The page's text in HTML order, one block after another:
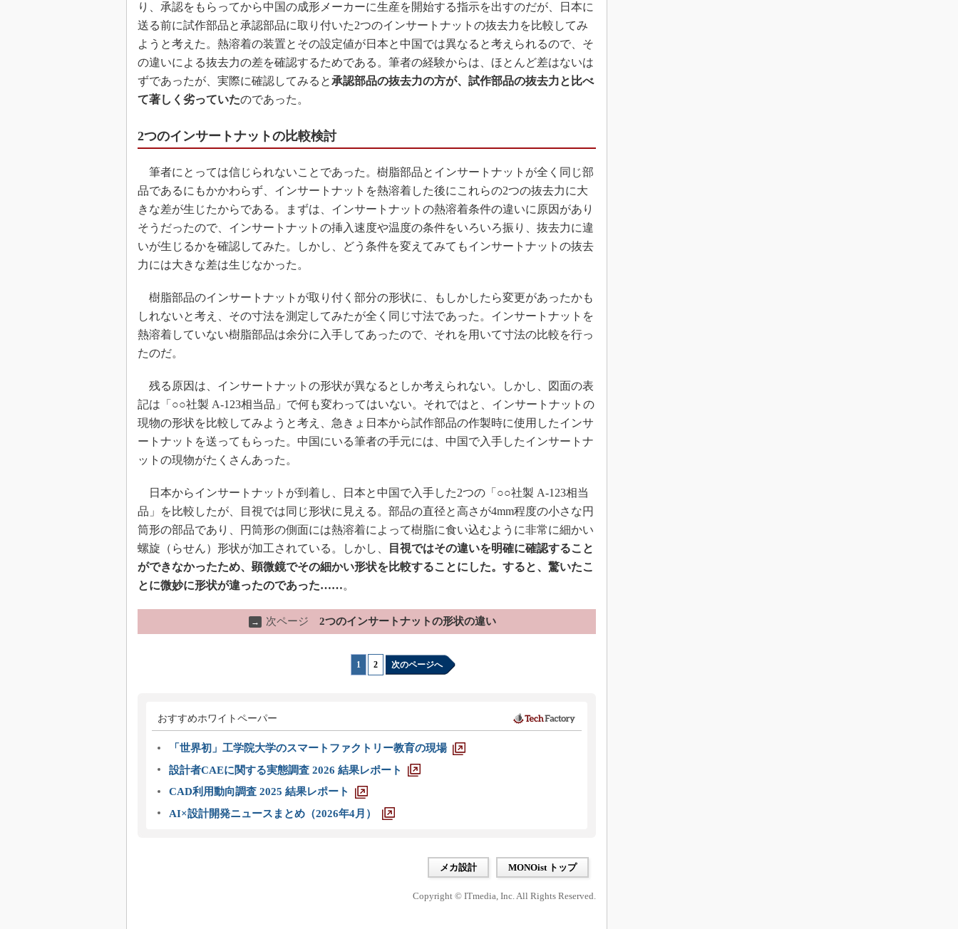
り、承認をもらってから中国の成形メーカーに生産を開始する指示を出すのだが、日本に
送る前に試作部品と承認部品に取り付いた2つのインサートナットの抜去力を比較してみ
ようと考えた。熱溶着の装置とその設定値が日本と中国では異なると考えられるので、そ
の違いによる抜去力の差を確認するためである。筆者の経験からは、ほとんど差はないは
ずであったが、実際に確認してみると承認部品の抜去力の方が、試作部品の抜去力と比べ
て著しく劣っていたのであった。
2つのインサートナットの比較検討
筆者にとっては信じられないことであった。樹脂部品とインサートナットが全く同じ部
品であるにもかかわらず、インサートナットを熱溶着した後にこれらの2つの抜去力に大
きな差が生じたからである。まずは、インサートナットの熱溶着条件の違いに原因があり
そうだったので、インサートナットの挿入速度や温度の条件をいろいろ振り、抜去力に違
いが生じるかを確認してみた。しかし、どう条件を変えてみてもインサートナットの抜去
力には大きな差は生じなかった。
樹脂部品のインサートナットが取り付く部分の形状に、もしかしたら変更があったかも
しれないと考え、その寸法を測定してみたが全く同じ寸法であった。インサートナットを
熱溶着していない樹脂部品は余分に入手してあったので、それを用いて寸法の比較を行っ
たのだ。
残る原因は、インサートナットの形状が異なるとしか考えられない。しかし、図面の表
記は「○○社製 A-123相当品」で何も変わってはいない。それではと、インサートナットの
現物の形状を比較してみようと考え、急きょ日本から試作部品の作製時に使用したインサ
ートナットを送ってもらった。中国にいる筆者の手元には、中国で入手したインサートナ
ットの現物がたくさんあった。
日本からインサートナットが到着し、日本と中国で入手した2つの「○○社製 A-123相当
品」を比較したが、目視では同じ形状に見える。部品の直径と高さが4mm程度の小さな円
筒形の部品であり、円筒形の側面には熱溶着によって樹脂に食い込むように非常に細かい
螺旋（らせん）形状が加工されている。しかし、
目視ではその違いを明確に確認すること
ができなかったため、顕微鏡でその細かい形状を比較することにした。すると、驚いたこ
とに微妙に形状が違ったのであった……。
→ 次ページ 2つのインサートナットの形状の違い
1 2 次のページへ
おすすめホワイトペーパー
「世界初」工学院大学のスマートファクトリー教育の現場
設計者CAEに関する実態調査 2026 結果レポート
CAD利用動向調査 2025 結果レポート
AI×設計開発ニュースまとめ（2026年4月）
メカ設計 MONOist トップ
Copyright © ITmedia, Inc. All Rights Reserved.